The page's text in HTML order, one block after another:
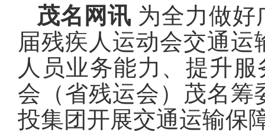
茂名网讯 为全力做好
届残疾人运动会交通
人员业务能力、提升
会（省残运会）茂名
投集团开展交通运输保